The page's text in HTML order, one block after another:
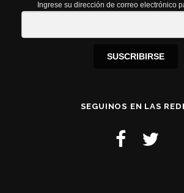
Ingrese su dirección de correo electrónico
SUSCRIBIRSE
SEGUINOS EN LAS